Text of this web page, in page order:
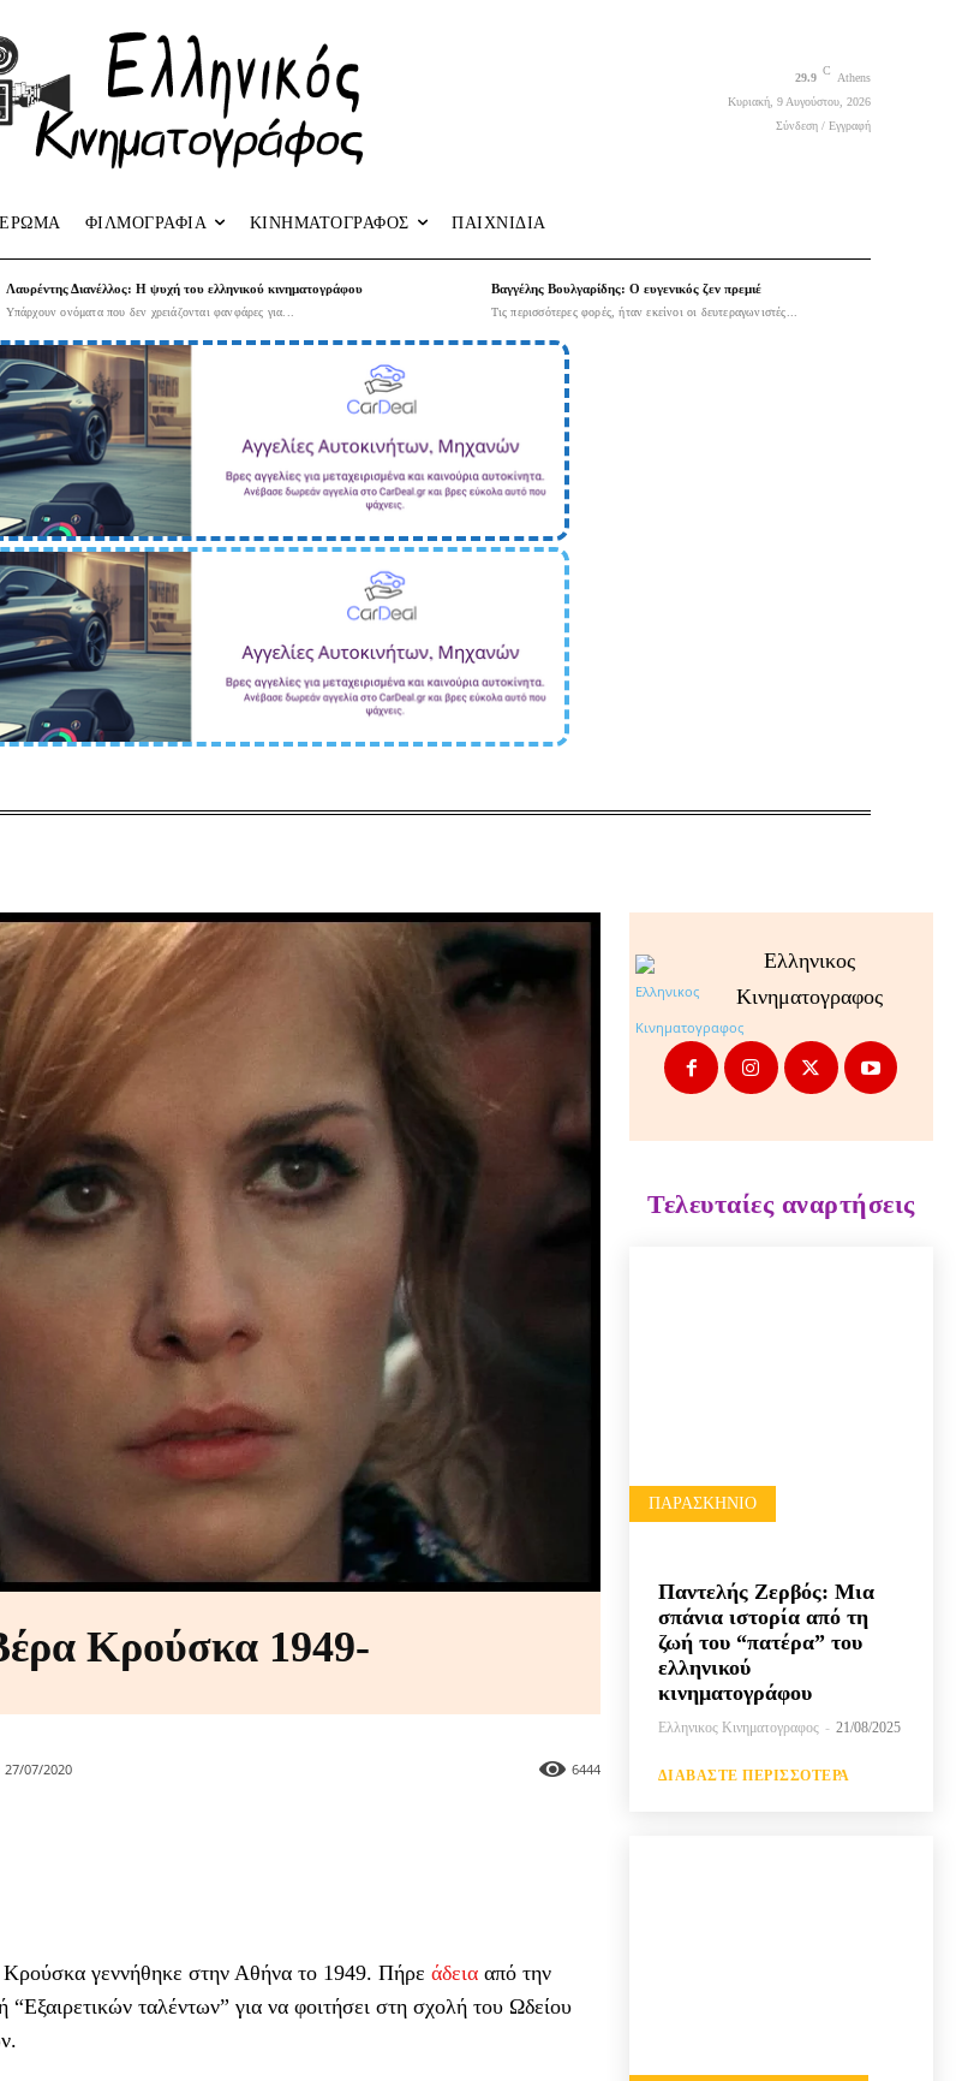
29.9
C
Athens
Κυριακή, 9 Αυγούστου, 2026
Σύνδεση / Εγγραφή
ΦΙΛΜΟΓΡΑΦΙΑ ΚΙΝΗΜΑΤΟΓΡΑΦΟΣ ΠΑΙΧΝΙΔΙΑ
Λαυρέντης Διανέλλος: Η ψυχή του ελληνικού κινηματογράφου
Υπάρχουν ονόματα που δεν χρειάζονται φανφάρες για...
Βαγγέλης Βουλγαρίδης: Ο ευγενικός ζεν πρεμιέ
Τις περισσότερες φορές, ήταν εκείνοι οι δευτεραγωνιστές...
Κρούσκα 1949-
27/07/2020 6444
γεννήθηκε στην Αθήνα το 1949. Πήρε άδειααπό την
“Εξαιρετικών ταλέντων” για να φοιτήσει στη σχολή του Ωδείου
Ελληνικος
Κινηματογραφος
Τελευταίες αναρτήσεις
ΠΑΡΑΣΚΉΝΙΟ
Παντελής Ζερβός: Μια
σπάνια ιστορία από τη
ζωή του “πατέρα” του
ελληνικού
κινηματογράφου
Ελληνικος Κινηματογραφος - 21/08/2025
ΔΙΑΒΆΣΤΕ ΠΕΡΙΣΣΌΤΕΡΑ